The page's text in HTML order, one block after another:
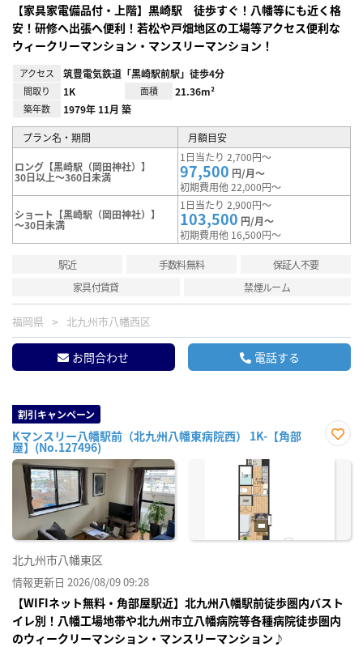
【家具家電備品付・上階】黒崎駅 徒歩すぐ！八幡等にも近く格
安！研修へ出張へ便利！若松や戸畑地区の工場等アクセス便利な
ウィークリーマンション・マンスリーマンション！
アクセス 筑豊電気鉄道「黒崎駅前駅」徒歩4分
間取り 1K 面積 21.36m²
築年数 1979年 11月 築
プラン名・期間 月額目安
ロング【黒崎駅（岡田神社）】
30日以上～360日未満
1日当たり 2,700円～
97,500 円/月～
初期費用他 22,000円～
ショート【黒崎駅（岡田神社）】
～30日未満
1日当たり 2,900円～
103,500 円/月～
初期費用他 16,500円～
駅近 手数料無料
保証人不要
家具付賃貸
禁煙ルーム
福岡県 北九州市八幡西区
お問合わせ 電話する
割引キャンペーン
Kマンスリー八幡駅前（北九州八幡東病院西） 1K-【角部
屋】(No.127496)
に入
北九州市八幡東区
情報更新日 2026/08/09 09:28
【WIFIネット無料・角部屋駅近】北九州八幡駅前徒歩圏内バスト
イレ別！八幡工場地帯や北九州市立八幡病院等各種病院徒歩圏内
のウィークリーマンション・マンスリーマンション♪